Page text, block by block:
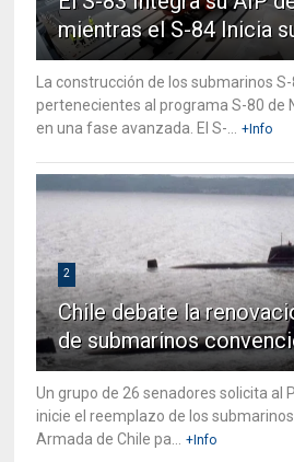
mientras el S-84 Inicia
La construcción de los submarinos
pertenecientes al programa S-80 de
en una fase avanzada. El S-...
+Info
2
Chile debate la
de submarinos
Un grupo de 26 senadores solicita al
inicie el reemplazo de los
Armada de Chile pa...
+Info